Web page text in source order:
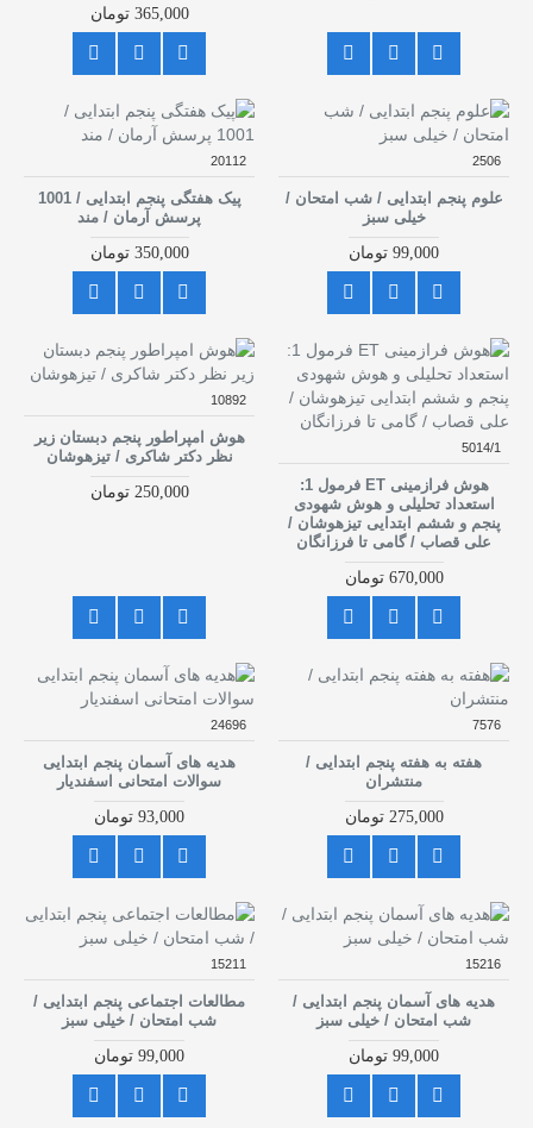
365,000 تومان
2506
علوم پنجم ابتدایی / شب امتحان /
خیلی سبز
99,000 تومان
20112
پیک هفتگی پنجم ابتدایی / 1001
پرسش آرمان / مند
350,000 تومان
5014/1
هوش فرازمینی ET فرمول 1:
استعداد تحلیلی و هوش شهودی
پنجم و ششم ابتدایی تیزهوشان /
علی قصاب / گامی تا فرزانگان
670,000 تومان
10892
هوش امپراطور پنجم دبستان زیر
نظر دکتر شاکری / تیزهوشان
250,000 تومان
7576
هفته به هفته پنجم ابتدایی /
منتشران
275,000 تومان
24696
هدیه های آسمان پنجم ابتدایی
سوالات امتحانی اسفندیار
93,000 تومان
15216
هدیه های آسمان پنجم ابتدایی /
شب امتحان / خیلی سبز
99,000 تومان
15211
مطالعات اجتماعی پنجم ابتدایی /
شب امتحان / خیلی سبز
99,000 تومان